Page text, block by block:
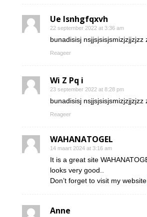
Ue lsnhgfqxvh
22 september 2022 at 3:36 am
bunadisisj nsjjsjsisjsmizjzjjzjzz
Reageer
Wi Z Pq i
23 september 2022 at 8:28 pm
bunadisisj nsjjsjsisjsmizjzjjzjzz
Reageer
WAHANATOGEL
14 maart 2024 at 3:16 am
It is a great site
looks very good..
Don’t forget to visit my website
Anne